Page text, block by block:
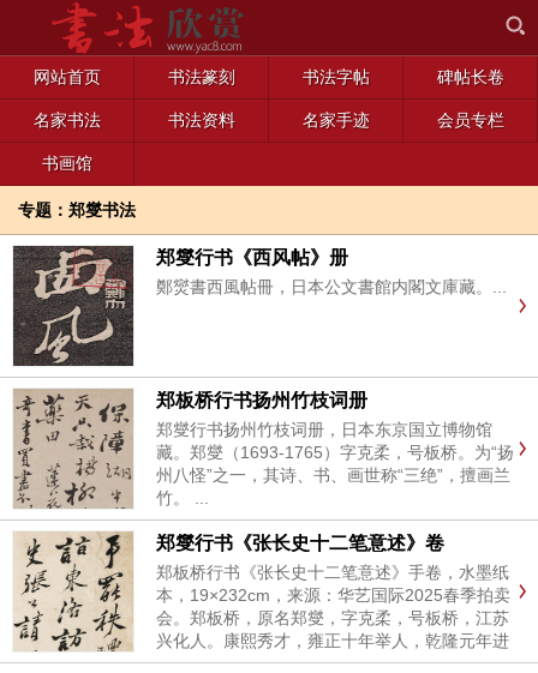
网站首页 书法篆刻 书法字帖 碑帖长卷
名家书法 书法资料 名家手迹 会员专栏
书画馆
专题：郑燮书法
郑燮行书《西风帖》册
鄭爕書西風帖冊，日本公文書館内閣文庫藏。...
郑板桥行书扬州竹枝词册
郑燮行书扬州竹枝词册，日本东京国立博物馆
藏。郑燮（1693-1765）字克柔，号板桥。为“扬
州八怪”之一，其诗、书、画世称“三绝”，擅画兰
竹。 ...
郑燮行书《张长史十二笔意述》卷
郑板桥行书《张长史十二笔意述》手卷，水墨纸
本，19×232cm，来源：华艺国际2025春季拍卖
会。郑板桥，原名郑燮，字克柔，号板桥，江苏
兴化人。康熙秀才，雍正十年举人，乾隆元年进
士。官山东范县、潍县县令。工善诗、词，书法